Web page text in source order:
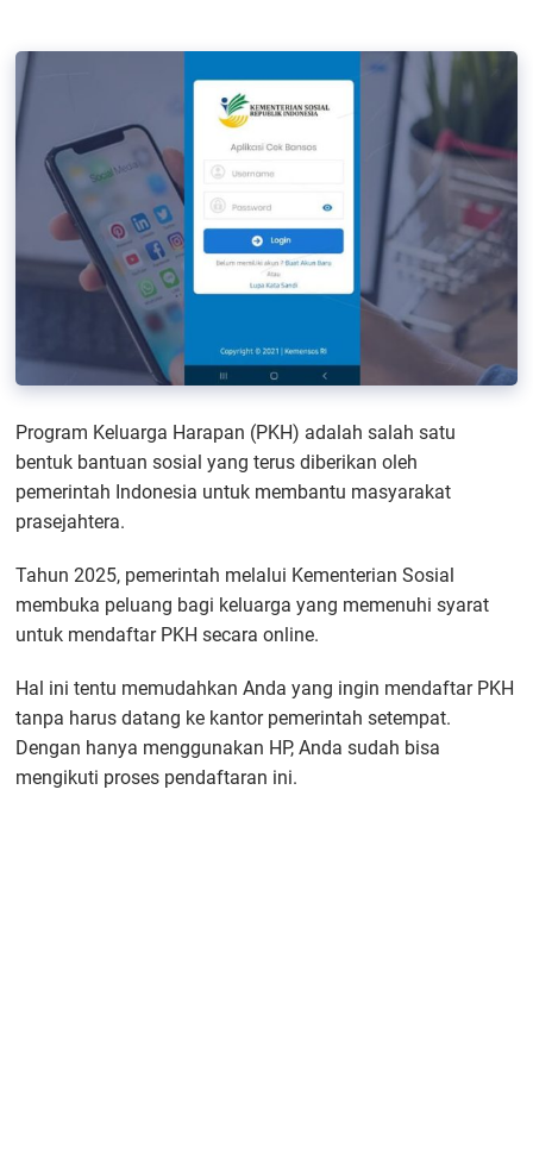
Program Keluarga Harapan (PKH) adalah salah satu
bentuk bantuan sosial yang terus diberikan oleh
pemerintah Indonesia untuk membantu masyarakat
prasejahtera.
Tahun 2025, pemerintah melalui Kementerian Sosial
membuka peluang bagi keluarga yang memenuhi syarat
untuk mendaftar PKH secara online.
Hal ini tentu memudahkan Anda yang ingin mendaftar PKH
tanpa harus datang ke kantor pemerintah setempat.
Dengan hanya menggunakan HP, Anda sudah bisa
mengikuti proses pendaftaran ini.